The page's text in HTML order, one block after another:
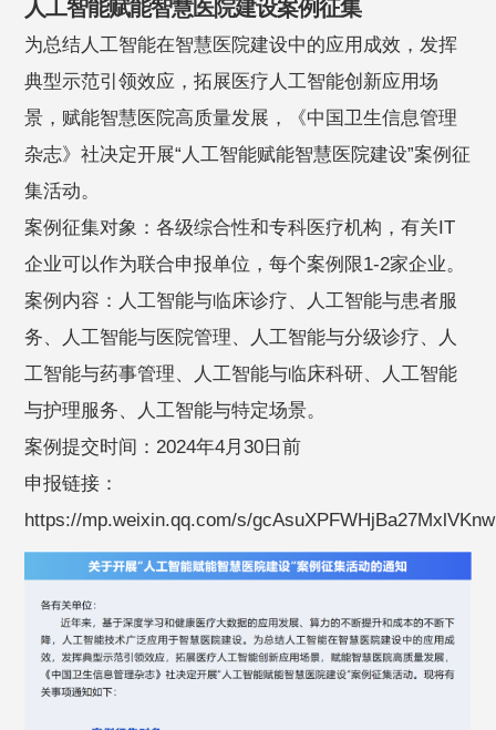
人工智能赋能智慧医院建设案例征集
为总结人工智能在智慧医院建设中的应用成效，发挥
典型示范引领效应，拓展医疗人工智能创新应用场
景，赋能智慧医院高质量发展，《中国卫生信息管理
杂志》社决定开展“人工智能赋能智慧医院建设”案例征
集活动。
案例征集对象：各级综合性和专科医疗机构，有关IT
企业可以作为联合申报单位，每个案例限1-2家企业。
案例内容：人工智能与临床诊疗、人工智能与患者服
务、人工智能与医院管理、人工智能与分级诊疗、人
工智能与药事管理、人工智能与临床科研、人工智能
与护理服务、人工智能与特定场景。
案例提交时间：2024年4月30日前
申报链接：
https://mp.weixin.qq.com/s/